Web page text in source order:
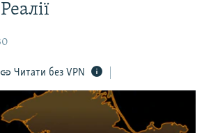
Читати без VPN